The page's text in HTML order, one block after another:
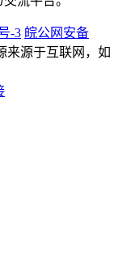
-3 皖公网安备
来源于互联网，如